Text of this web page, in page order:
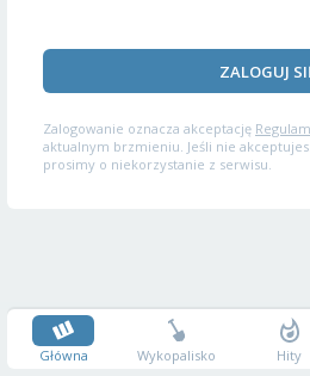
ZALOGUJ
Zalogowanie oznacza akceptację
aktualnym brzmieniu. Jeśli nie
prosimy o niekorzystanie z serwisu.
Główna Wykopalisko Hity